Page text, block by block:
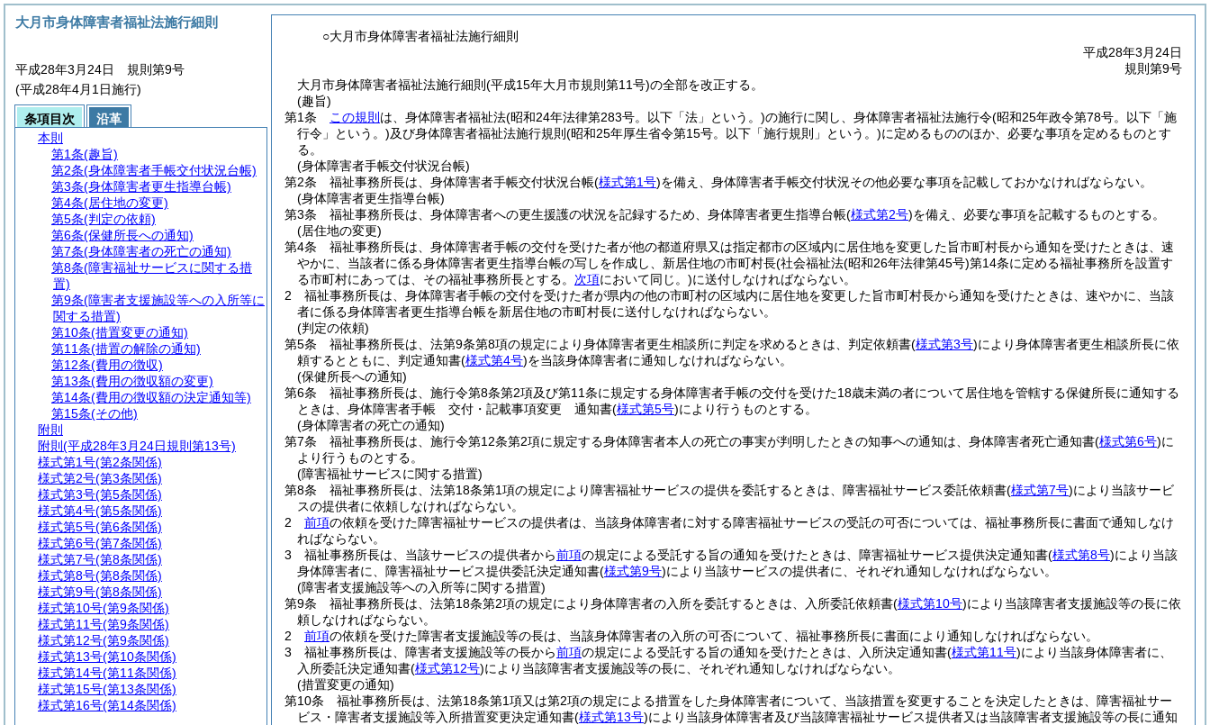
○大月市身体障害者福祉法施行細則
平成28年3月24日
規則第9号
大月市身体障害者福祉法施行細則(平成15年大月市規則第11号)の全部を改正する。
(趣旨)
第1条
この規則 は、身体障害者福祉法(昭和24年法律第283号。以下「法」という。)の施行に関し、身体障害者福祉法施行令(昭和25年政令第78号。以下「施
行令」という。)及び身体障害者福祉法施行規則 (昭和25年厚生省令第15号。以下「施行規則」という。)に定めるもののほか、必要な事項を定めるものとす
る。
(身体障害者手帳交付状況台帳)
第2条
福祉事務所長は、身体障害者手帳交付状況台帳(様式第1号)を備え、身体障害者手帳交付状況その他必要な事項を記載しておかなければならない。
(身体障害者更生指導台帳)
第3条
福祉事務所長は、身体障害者への更生援護の状況を記録するため、身体障害者更生指導台帳(様式第2号)を備え、必要な事項を記載するものとする。
(居住地の変更)
第4条
福祉事務所長は、身体障害者手帳の交付を受けた者が他の都道府県又は指定都市の区域内に居住地を変更した旨市町村長から通知を受けたときは、速
やかに、当該者に係る身体障害者更生指導台帳の写しを作成し、新居住地の市町村長(社会福祉法(昭和26年法律第45号)第14条に定める福祉事務所を設置す
る市町村にあっては、その福祉事務所長とする。 次項において同じ。)に送付しなければならない。
2
福祉事務所長は、身体障害者手帳の交付を受けた者が県内の他の市町村の区域内に居住地を変更した旨市町村長から通知を受けたときは、速やかに、当該
者に係る身体障害者更生指導台帳を新居住地の市町村長に送付しなければならない。
(判定の依頼)
第5条
福祉事務所長は、法第9条第8項の規定により身体障害者更生相談所に判定を求めるときは、判定依頼書(様式第3号)により身体障害者更生相談所長に依
頼するとともに、判定通知書(様式第4号)を当該身体障害者に通知しなければならない。
(保健所長への通知)
第6条
福祉事務所長は、施行令第8条第2項及び第11条に規定する身体障害者手帳の交付を受けた18歳未満の者について居住地を管轄する保健所長に通知する
ときは、身体障害者手帳 交付・記載事項変更 通知書(様式第5号)により行うものとする。
(身体障害者の死亡の通知)
第7条
福祉事務所長は、施行令第12条第2項に規定する身体障害者本人の死亡の事実が判明したときの知事への通知は、身体障害者死亡通知書(様式第6号)に
より行うものとする。
(障害福祉サービスに関する措置)
第8条
福祉事務所長は、法第18条第1項の規定により障害福祉サービスの提供を委託するときは、障害福祉サービス委託依頼書(様式第7号)により当該サービ
スの提供者に依頼しなければならない。
2
前項の依頼を受けた障害福祉サービスの提供者は、当該身体障害者に対する障害福祉サービスの受託の可否については、福祉事務所長に書面で通知しなけ
ればならない。
3
福祉事務所長は、当該サービスの提供者から前項の規定による受託する旨の通知を受けたときは、障害福祉サービス提供決定通知書(様式第8号)により当該
身体障害者に、障害福祉サービス提供委託決定通知書(様式第9号)により当該サービスの提供者に、それぞれ通知しなければならない。
(障害者支援施設等への入所等に関する措置)
第9条
福祉事務所長は、法第18条第2項の規定により身体障害者の入所を委託するときは、入所委託依頼書(様式第10号)により当該障害者支援施設等の長に依
頼しなければならない。
2
前項の依頼を受けた障害者支援施設等の長は、当該身体障害者の入所の可否について、福祉事務所長に書面により通知しなければならない。
3
福祉事務所長は、障害者支援施設等の長から前項の規定による受託する旨の通知を受けたときは、入所決定通知書(様式第11号)により当該身体障害者に、
入所委託決定通知書(様式第12号)により当該障害者支援施設等の長に、それぞれ通知しなければならない。
(措置変更の通知)
第10条
福祉事務所長は、法第18条第1項又は第2項の規定による措置をした身体障害者について、当該措置を変更することを決定したときは、障害福祉サー
ビス・障害者支援施設等入所措置変更決定通知書(様式第13号)により当該身体障害者及び当該障害福祉サービス提供者又は当該障害者支援施設等の長に通知
大月市身体障害者福祉法施行細則
平成28年3月24日 規則第9号
(平成28年4月1日施行)
条項目次
沿革
本則
第1条(趣旨)
第2条(身体障害者手帳交付状況台帳)
第3条(身体障害者更生指導台帳)
第4条(居住地の変更)
第5条(判定の依頼)
第6条(保健所長への通知)
第7条(身体障害者の死亡の通知)
第8条(障害福祉サービスに関する措
置)
第9条(障害者支援施設等への入所等に
関する措置)
第10条(措置変更の通知)
第11条(措置の解除の通知)
第12条(費用の徴収)
第13条(費用の徴収額の変更)
第14条(費用の徴収額の決定通知等)
第15条(その他)
附則
附則 (平成28年3月24日規則第13号)
様式第1号(第2条関係)
様式第2号(第3条関係)
様式第3号(第5条関係)
様式第4号(第5条関係)
様式第5号(第6条関係)
様式第6号(第7条関係)
様式第7号(第8条関係)
様式第8号(第8条関係)
様式第9号(第8条関係)
様式第10号(第9条関係)
様式第11号(第9条関係)
様式第12号(第9条関係)
様式第13号(第10条関係)
様式第14号(第11条関係)
様式第15号(第13条関係)
様式第16号(第14条関係)